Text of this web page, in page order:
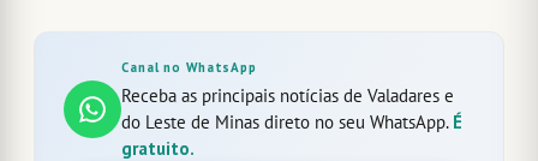
Canal no WhatsApp
Receba as principais notícias de Valadares e
do Leste de Minas direto no seu WhatsApp. É
gratuito.